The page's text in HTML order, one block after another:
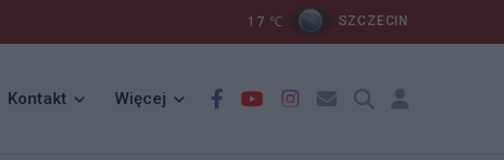
17 ℃ SZCZECIN
Kontakt Więcej